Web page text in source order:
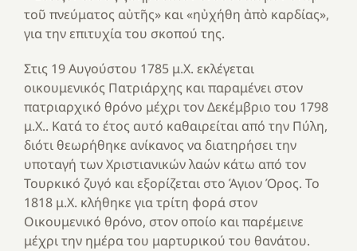
τοῦ πνεύματος αὐτῆς» και «ηὐχήθη ἀπὸ καρδίας»,
για την επιτυχία του σκοπού της.
Στις 19 Αυγούστου 1785 μ.Χ. εκλέγεται
οικουμενικός Πατριάρχης και παραμένει στον
πατριαρχικό θρόνο μέχρι τον Δεκέμβριο του 1798
μ.Χ.. Κατά το έτος αυτό καθαιρείται από την Πύλη,
διότι θεωρήθηκε ανίκανος να διατηρήσει την
υποταγή των Χριστιανικών λαών κάτω από τον
Τουρκικό ζυγό και εξορίζεται στο Άγιον Όρος. Το
1818 μ.Χ. κλήθηκε για τρίτη φορά στον
Οικουμενικό θρόνο, στον οποίο και παρέμεινε
μέχρι την ημέρα του μαρτυρικού του θανάτου.